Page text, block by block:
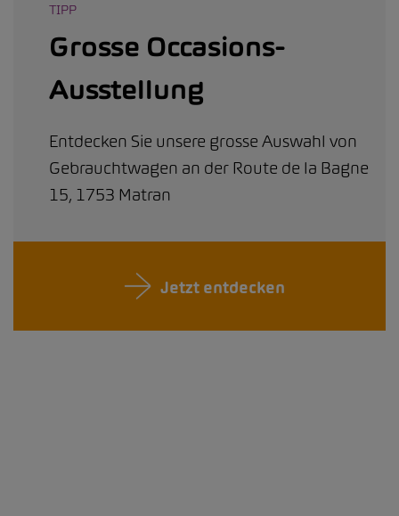
TIPP
Grosse Occasions-
Ausstellung
Entdecken Sie unsere grosse Auswahl von
Gebrauchtwagen an der Route de la Bagne
15, 1753 Matran
Jetzt entdecken